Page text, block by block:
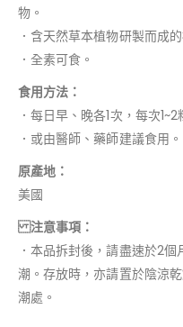
物。
．含天然草本植物研製而成
．全素可食。
食用方法：
．每日早、晚各1次，每次
．或由醫師、藥師建議食用。
原產地：
美國
注意事項：
．本品拆封後，請盡速於2
潮。存放時，亦請置於陰涼
潮處。